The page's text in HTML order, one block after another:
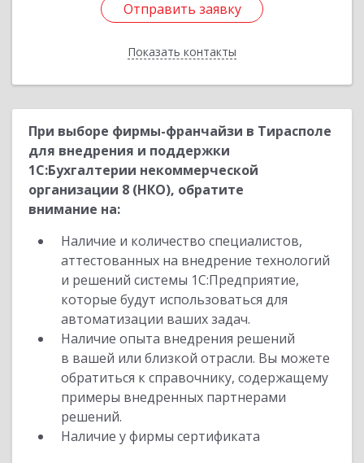
Отправить заявку
Показать контакты
Отправить заявку
Назад
При выборе фирмы-франчайзи в Тирасполе
для внедрения и поддержки
1С:Бухгалтерии некоммерческой
организации 8 (НКО), обратите
внимание на:
Наличие и количество специалистов,
аттестованных на внедрение технологий
и решений системы 1С:Предприятие,
которые будут использоваться для
автоматизации ваших задач.
Наличие опыта внедрения решений
в вашей или близкой отрасли. Вы можете
обратиться к справочнику, содержащему
примеры внедренных партнерами
решений.
Наличие у фирмы сертификата